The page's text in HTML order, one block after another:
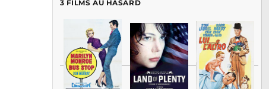
3 FILMS AU HASARD